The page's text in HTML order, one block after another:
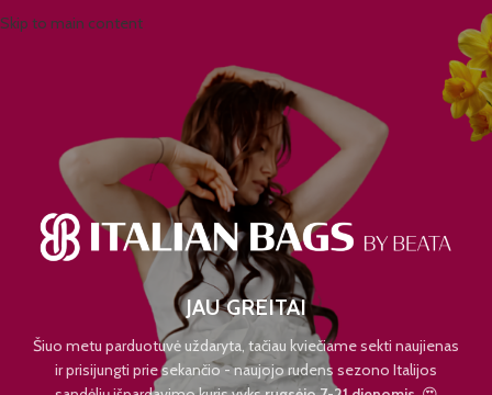
Skip to main content
JAU GREITAI
Šiuo metu parduotuvė uždaryta, tačiau kviečiame sekti naujienas
ir prisijungti prie sekančio - naujojo rudens sezono Italijos